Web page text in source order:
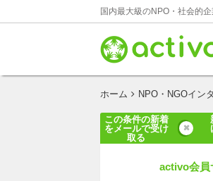
国内最大級のNPO・社会的
ホーム NPO・NGOイン
この条件の新着
をメールで受け
取る
activo会員